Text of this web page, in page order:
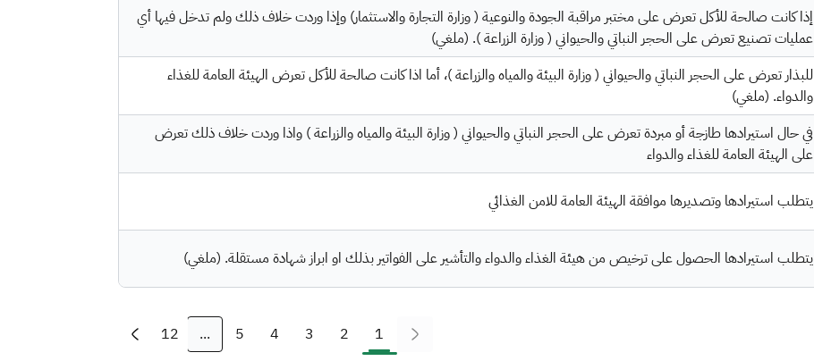
إذا كانت صالحة للأكل تعرض على مختبر مراقبة الجودة والنوعية ( وزارة التجارة والاستثمار) وإذا وردت خلاف ذلك ولم تدخل فيها أي
عمليات تصنيع تعرض على الحجر النباتي والحيواني ( وزارة الزراعة ). (ملغي)
للبذار تعرض على الحجر النباتي والحيواني ( وزارة البيئة والمياه والزراعة )، أما اذا كانت صالحة للأكل تعرض الهيئة العامة للغذاء
والدواء. (ملغي)
في حال استيرادها طازجة أو مبردة تعرض على الحجر النباتي والحيواني ( وزارة البيئة والمياه والزراعة ) واذا وردت خلاف ذلك تعرض
على الهيئة العامة للغذاء والدواء
يتطلب استيرادها وتصديرها موافقة الهيئة العامة للامن الغذائي
يتطلب استيرادها الحصول على ترخيص من هيئة الغذاء والدواء والتأشير على الفواتير بذلك او ابراز شهادة مستقلة. (ملغي)
1
(current)
2
3
4
5
...
12